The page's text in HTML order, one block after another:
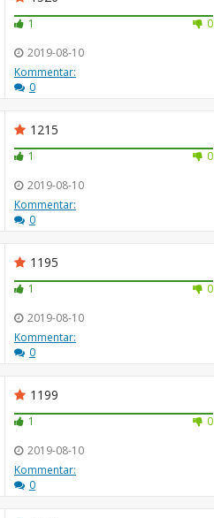
1
0
2019-08-10
Kommentar:
0
1215
1
0
2019-08-10
Kommentar:
0
1195
1
0
2019-08-10
Kommentar:
0
1199
1
0
2019-08-10
Kommentar:
0